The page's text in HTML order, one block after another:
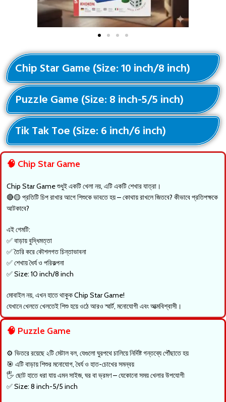
Chip Star Game (Size: 10 inch/8 inch)
Puzzle Game (Size: 8 inch-5/5 inch)
Tik Tak Toe (Size: 6 inch/6 inch)
🧠 Chip Star Game
Chip Star Game শুধুই একটি খেলা নয়, এটি একটি শেখার যাত্রা।
🔴🟡 প্রতিটি চিপ রাখার আগে শিশুকে ভাবতে হয় – কোথায় রাখলে জিতবে? কীভাবে প্রতিপক্ষকে
আটকাবে?
এই গেমটি:
✅ বাড়ায় বুদ্ধিমত্তা
✅ তৈরি করে কৌশলগত চিন্তাভাবনা
✅ শেখায় ধৈর্য ও পরিকল্পনা
✅ Size: 10 inch/8 inch
মোবাইল নয়, এখন হাতে থাকুক Chip Star Game!
যেখানে খেলতে খেলতেই শিশু হয়ে ওঠে আরও স্মার্ট, মনোযোগী এবং আত্মবিশ্বাসী।
🧠 Puzzle Game
⚙️ ভিতরে রয়েছে ২টি মেটাল বল, যেগুলো ঘুরপথে চালিয়ে নির্দিষ্ট গন্তব্যে পৌঁছাতে হয়
🎯 এটি বাড়ায় শিশুর মনোযোগ, ধৈর্য ও হাত-চোখের সমন্বয়
🖐️ ছোট হাতে ধরা যায় এমন সাইজ, ঘর বা ভ্রমণ – যেকোনো সময় খেলার উপযোগী
✅ Size: 8 inch-5/5 inch